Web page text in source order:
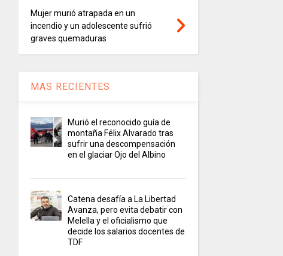
Mujer murió atrapada en un
incendio y un adolescente sufrió
graves quemaduras
MAS RECIENTES
Murió el reconocido guía de
montaña Félix Alvarado tras
sufrir una descompensación
en el glaciar Ojo del Albino
Catena desafía a La Libertad
Avanza, pero evita debatir con
Melella y el oficialismo que
decide los salarios docentes de
TDF